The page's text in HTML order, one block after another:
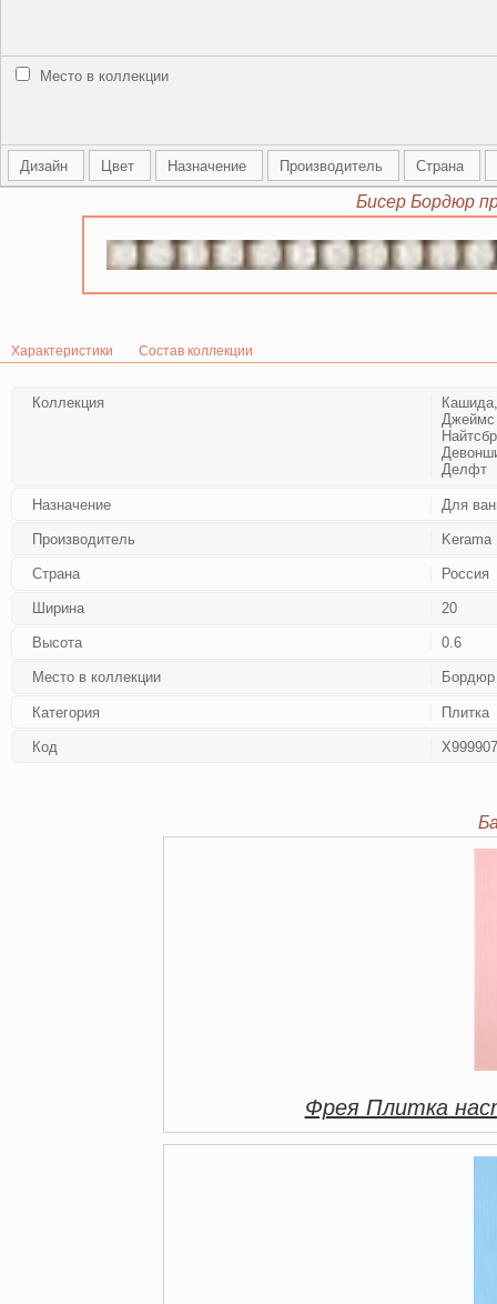
Место в коллекции
Дизайн Цвет Назначение Производитель Страна
Бисер Бордюр
Характеристики Состав коллекции
Коллекция
Джеймс
Делфт
Назначение Для
Производитель Kerama
Страна Россия
Ширина 20
Высота 0.6
Место в коллекции Бордюр
Категория Плитка
Код
Фрея Плитка